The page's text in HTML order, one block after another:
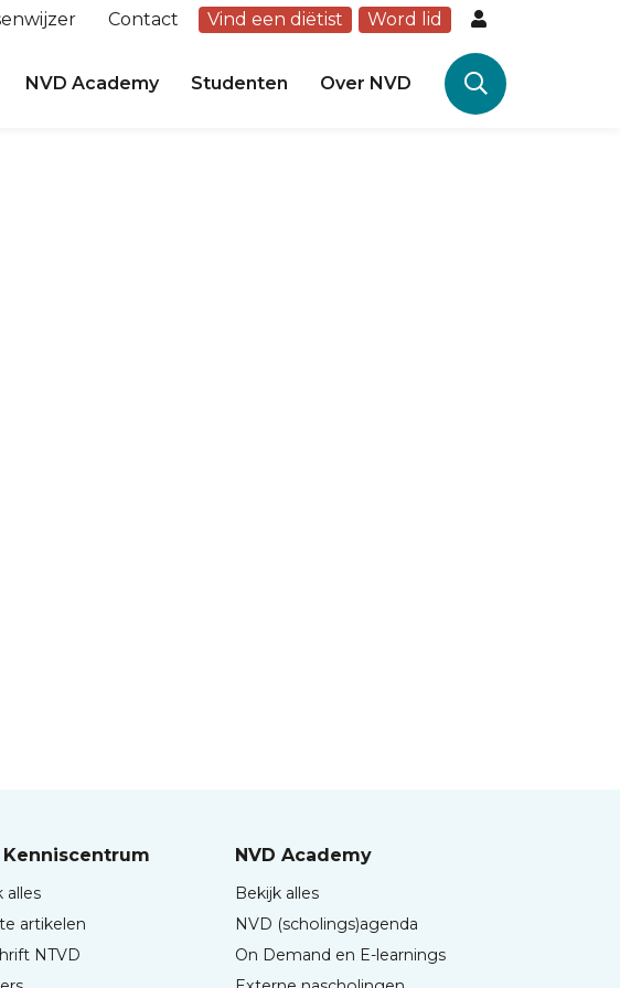
Contact Vind een diëtist Word lid
NVD Academy Studenten Over NVD
Kenniscentrum
alles
artikelen
NTVD
NVD Academy
Bekijk alles
NVD (scholings)agenda
On Demand en E-learnings